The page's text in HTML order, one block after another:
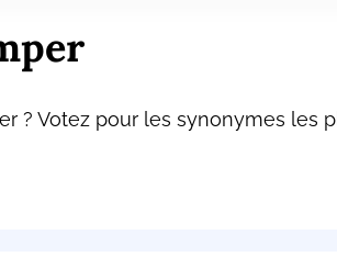
? Votez pour les synonymes les